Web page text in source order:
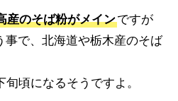
産のそば粉がメインですが
事で、北海道や栃木産のそば
頃になるそうですよ。